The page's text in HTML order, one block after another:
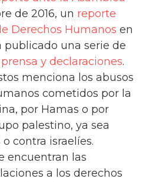
de 2016, un reporte
Derechos Humanos en
publicado una serie de
y declaraciones.
menciona los abusos
cometidos por la
por Hamas o por
palestino, ya sea
contra israelíes.
encuentran las
a los derechos